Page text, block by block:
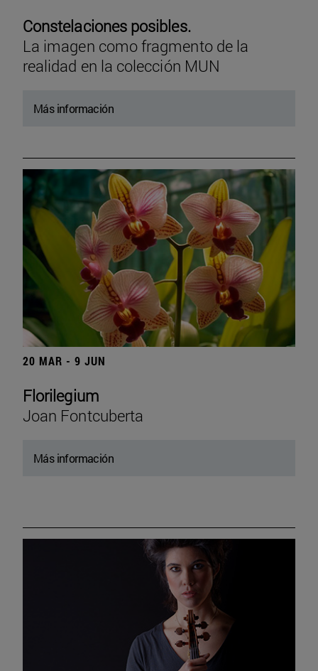
Constelaciones posibles.
La imagen como fragmento de la
realidad en la colección MUN
Más información
20 MAR - 9 JUN
Florilegium
Joan Fontcuberta
Más información